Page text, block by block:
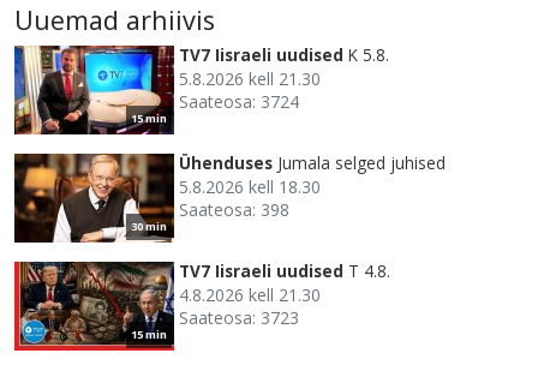
Uuemad arhiivis
15 min
TV7 Iisraeli uudised K 5.8.
5.8.2026 kell 21.30
Saateosa: 3724
30 min
Ühenduses Jumala selged juhised
5.8.2026 kell 18.30
Saateosa: 398
15 min
TV7 Iisraeli uudised T 4.8.
4.8.2026 kell 21.30
Saateosa: 3723